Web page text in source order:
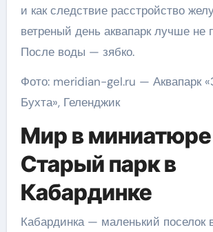
и как следствие расстройство
ветреный день аквапарк лучше не
После воды — зябко.
Фото: meridian-gel.ru — Аквапарк
Бухта», Геленджик
Мир в
Старый парк в
Кабардинке
Кабардинка — маленький поселок